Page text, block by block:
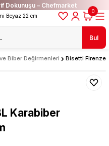
Dokunuşu – Chefmarket
Bul
0
Biber Değirmenleri Bisetti Firenze
Karabiber